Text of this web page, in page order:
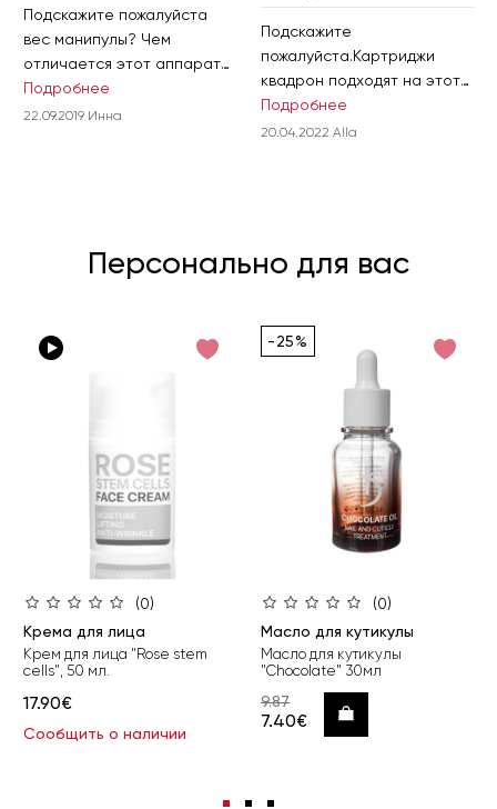
Подскажите пожалуйста
вес манипулы? Чем
отличается этот аппарат
от модели Dimond?
Подробнее
22.09.2019 Инна
Подскажите
пожалуйста.Картриджи
квадрон подходят на этот
аппарат?
Подробнее
20.04.2022 Alla
Персонально для вас
(0)
Крема для лица
Крем для лица "Rose stem
cells", 50 мл.
17.90€
Сообщить о наличии
-25%
(0)
Масло для кутикулы
Масло для кутикулы
"Chocolate" 30мл
9.87
7.40€ Купить